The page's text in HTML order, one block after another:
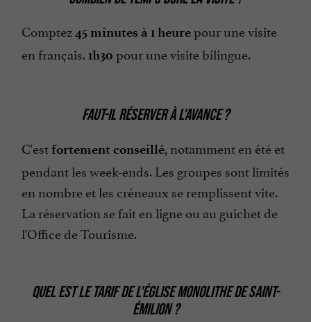
Comptez45 minutes à 1 heurepour une visite
en français. 1h30 pour une visite bilingue.
FAUT-IL RÉSERVER À L'AVANCE ?
C'est fortement conseillé, notamment en été et
pendant les week-ends. Les groupes sont limités
en nombre et les créneaux se remplissent vite.
La réservation se fait en ligne ou au guichet de
l'Office de Tourisme.
QUEL EST LE TARIF DE L'ÉGLISE MONOLITHE DE SAINT-
ÉMILION ?